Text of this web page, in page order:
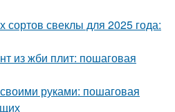
сортов свеклы для 2025 года:
из жби плит: пошаговая
руками: пошаговая